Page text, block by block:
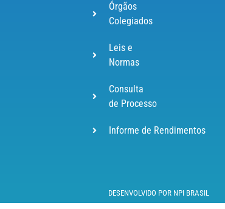
Órgãos
Colegiados
Leis e
Normas
Consulta
de Processo
Informe de Rendimentos
DESENVOLVIDO POR NPI BRASIL